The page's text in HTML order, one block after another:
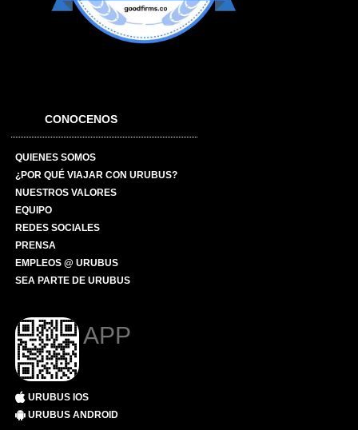
CONOCENOS
QUIENES SOMOS
¿POR QUÉ VIAJAR CON URUBUS?
NUESTROS VALORES
EQUIPO
REDES SOCIALES
PRENSA
EMPLEOS @ URUBUS
SEA PARTE DE URUBUS
APP
URUBUS IOS
URUBUS ANDROID